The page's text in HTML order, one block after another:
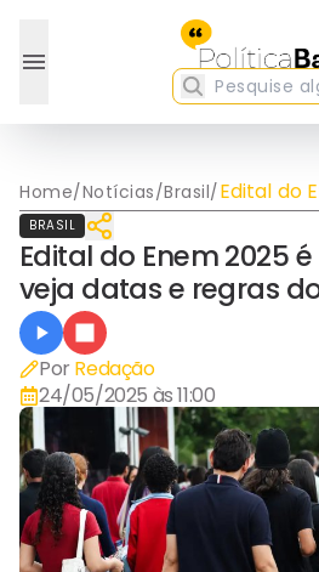
Home/Notícias/Brasil/Edital do
regras
BRASIL
Edital do Enem 2025
veja datas e regras
Por Redação
24/05/2025 às 11:00